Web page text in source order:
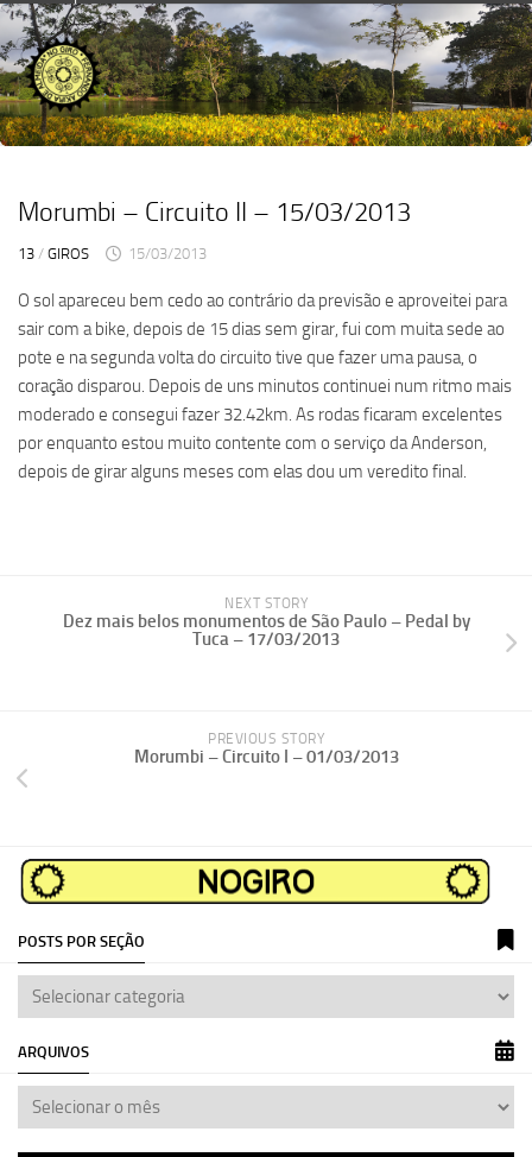
Skip
to
content
Morumbi – Circuito II – 15/03/2013
13 / GIROS 15/03/2013
O sol apareceu bem cedo ao contrário da previsão e aproveitei para
sair com a bike, depois de 15 dias sem girar, fui com muita sede ao
pote e na segunda volta do circuito tive que fazer uma pausa, o
coração disparou. Depois de uns minutos continuei num ritmo mais
moderado e consegui fazer 32.42km. As rodas ficaram excelentes
por enquanto estou muito contente com o serviço da Anderson,
depois de girar alguns meses com elas dou um veredito final.
NEXT STORY
Dez mais belos monumentos de São Paulo – Pedal by
Tuca – 17/03/2013
PREVIOUS STORY
Morumbi – Circuito I – 01/03/2013
POSTS POR SEÇÃO
ARQUIVOS